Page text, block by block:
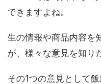
できますよね。
生の情報や商品内容を
が、様々な意見を知り
その1つの意見として